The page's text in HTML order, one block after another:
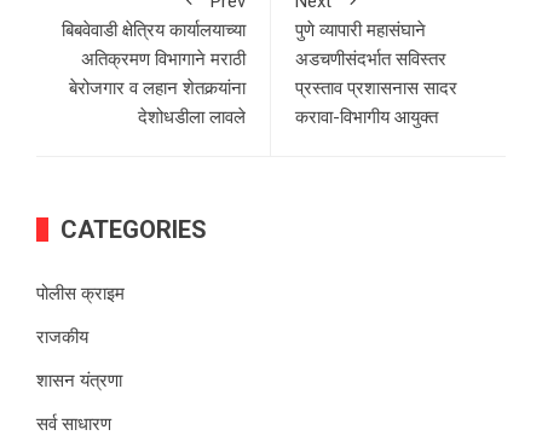
बिबवेवाडी क्षेत्रिय कार्यालयाच्या
अतिक्रमण विभागाने मराठी
बेरोजगार व लहान शेतकर्‍यांना
देशोधडीला लावले
पुणे व्यापारी महासंघाने
अडचणीसंदर्भात सविस्तर
प्रस्ताव प्रशासनास सादर
करावा-विभागीय आयुक्त
CATEGORIES
पोलीस क्राइम
राजकीय
शासन यंत्रणा
सर्व साधारण